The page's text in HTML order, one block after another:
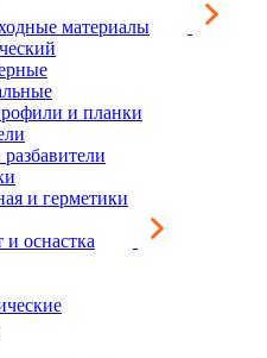
материалы
и планки
и герметики
оснастка